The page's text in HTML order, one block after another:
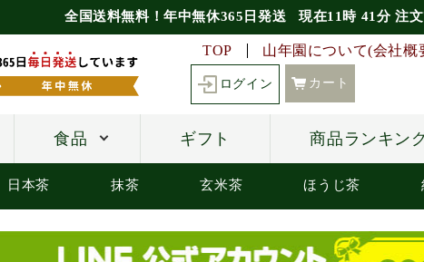
全国送料無料！年中無休365日発送 現在11時 41分注
TOP 山年園について(会社概
ログイン カート
食品 ギフト 商品ランキン
日本茶 抹茶 玄米茶 ほうじ茶